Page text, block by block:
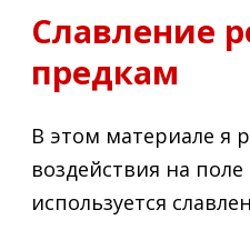
Славление
предкам
В этом материале я
воздействия на поле
используется